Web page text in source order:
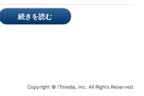
過剰支出に目を光らせる必要がある。
年間メンテナンス契約だ。実態が追跡し
最後に棚卸ししたのがいつか分からない
続きを読む
Copyright © ITmedia, Inc. All Rights Reserved.